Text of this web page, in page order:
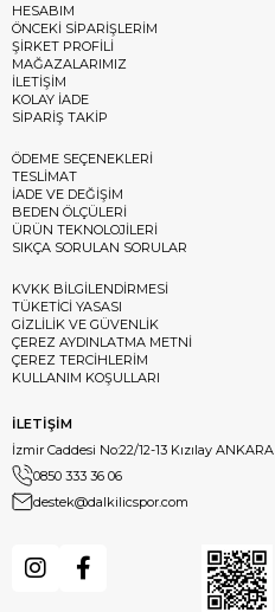
HESABIM
ÖNCEKİ SİPARİŞLERİM
ŞİRKET PROFİLİ
MAĞAZALARIMIZ
İLETİŞİM
KOLAY İADE
SİPARİŞ TAKİP
ÖDEME SEÇENEKLERİ
TESLİMAT
İADE VE DEĞİŞİM
BEDEN ÖLÇÜLERİ
ÜRÜN TEKNOLOJİLERİ
SIKÇA SORULAN SORULAR
KVKK BİLGİLENDİRMESİ
TÜKETİCİ YASASI
GİZLİLİK VE GÜVENLİK
ÇEREZ AYDINLATMA METNİ
ÇEREZ TERCİHLERİM
KULLANIM KOŞULLARI
İLETİŞİM
İzmir Caddesi No:22/12-13 Kızılay ANKARA
0850 333 36 06
destek@dalkilicspor.com